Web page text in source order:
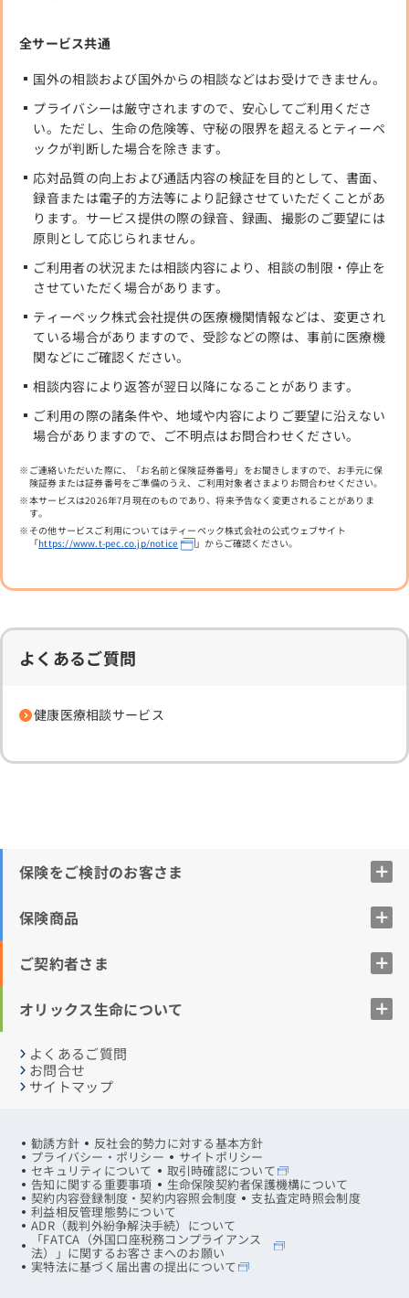
全サービス共通
国外の相談および国外からの相談などはお受けできません。
プライバシーは厳守されますので、安心してご利用くださ
い。ただし、生命の危険等、守秘の限界を超えるとティーペ
ックが判断した場合を除きます。
応対品質の向上および通話内容の検証を目的として、書面、
録音または電子的方法等により記録させていただくことがあ
ります。サービス提供の際の録音、録画、撮影のご要望には
原則として応じられません。
ご利用者の状況または相談内容により、相談の制限・停止を
させていただく場合があります。
ティーペック株式会社提供の医療機関情報などは、変更され
ている場合がありますので、受診などの際は、事前に医療機
関などにご確認ください。
相談内容により返答が翌日以降になることがあります。
ご利用の際の諸条件や、地域や内容によりご要望に沿えない
場合がありますので、ご不明点はお問合わせください。
ご連絡いただいた際に、「お名前と保険証券番号」をお聞きしますので、お手元に保
険証券または証券番号をご準備のうえ、ご利用対象者さまよりお問合わせください。
本サービスは2026年7月現在のものであり、将来予告なく変更されることがありま
す。
その他サービスご利用についてはティーペック株式会社の公式ウェブサイト
「https://www.t-pec.co.jp/notice 」からご確認ください。
よくあるご質問
健康医療相談サービス
保険をご検討のお客さま
保険商品
ご契約者さま
オリックス生命について
よくあるご質問
お問合せ
サイトマップ
勧誘方針 反社会的勢力に対する基本方針
プライバシー・ポリシー サイトポリシー
セキュリティについて 取引時確認について
告知に関する重要事項 生命保険契約者保護機構について
契約内容登録制度・契約内容照会制度 支払査定時照会制度
利益相反管理態勢について
ADR（裁判外紛争解決手続）について
「FATCA（外国口座税務コンプライアンス
法）」に関するお客さまへのお願い
実特法に基づく届出書の提出について